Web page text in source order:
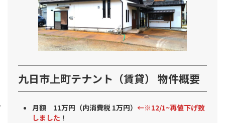
九日市上町テナント（賃貸） 物件概要
月額 11万円（内消費税 1万円） ←※12/1~再値下げ致
しました ！